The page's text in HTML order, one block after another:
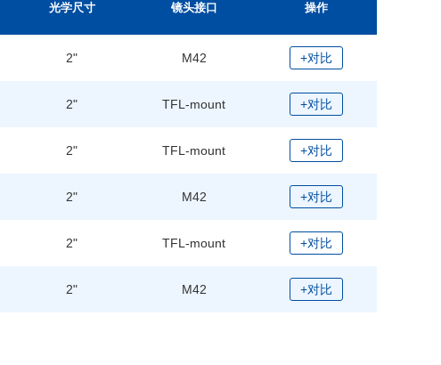
光学尺寸 镜头接口 操作
2" M42 +对比
2" TFL-mount +对比
2" TFL-mount +对比
2" M42 +对比
2" TFL-mount +对比
2" M42 +对比